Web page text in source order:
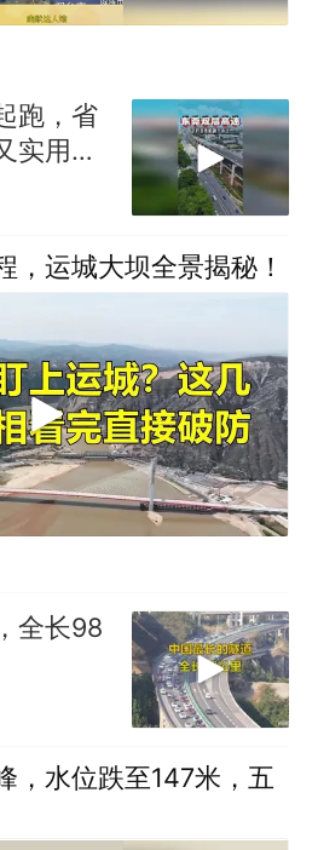
跑，省
实用，
，运城大坝全景揭秘！
全长98
，水位跌至147米，五